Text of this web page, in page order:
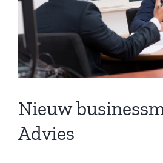
Nieuw
Advies